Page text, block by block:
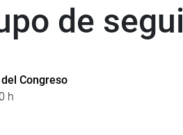
de
Congreso
h